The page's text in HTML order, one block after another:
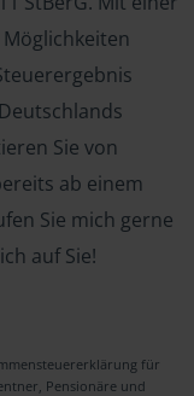
Sie von
ab einem
Sie mich gerne
auf Sie!
für
Pensionäre und